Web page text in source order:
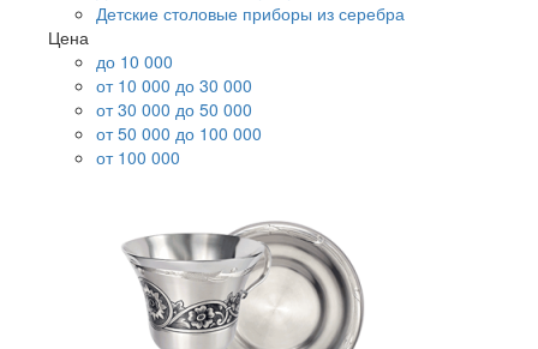
Детские столовые приборы из серебра
Цена
до 10 000
от 10 000 до 30 000
от 30 000 до 50 000
от 50 000 до 100 000
от 100 000